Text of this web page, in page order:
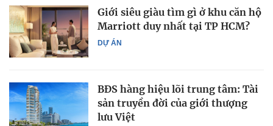
DỰ ÁN
Giới siêu giàu tìm gì ở khu căn hộ
Marriott duy nhất tại TP HCM?
BĐS hàng hiệu lõi trung tâm: Tài
sản truyền đời của giới thượng
lưu Việt